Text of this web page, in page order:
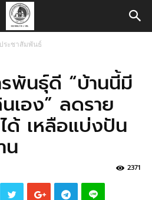
ระชาสัมพันธ์
รพันธุ์ดี “บ้านนี้มี
อง” ลดราย
ด้ เหลือแบ่งปัน
น
2371